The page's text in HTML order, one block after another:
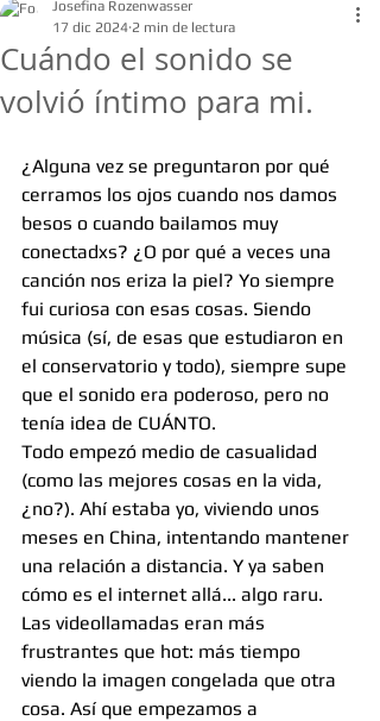
Cuándo el sonido se
volvió íntimo para mi.
Josefina Rozenwasser
17 dic 2024 2 min de lectura
¿Alguna vez se preguntaron por qué
cerramos los ojos cuando nos damos
besos o cuando bailamos muy
conectadxs? ¿O por qué a veces una
canción nos eriza la piel? Yo siempre
fui curiosa con esas cosas. Siendo
música (sí, de esas que estudiaron en
el conservatorio y todo), siempre supe
que el sonido era poderoso, pero no
tenía idea de CUÁNTO.
Todo empezó medio de casualidad
(como las mejores cosas en la vida,
¿no?). Ahí estaba yo, viviendo unos
meses en China, intentando mantener
una relación a distancia. Y ya saben
cómo es el internet allá... algo raru.
Las videollamadas eran más
frustrantes que hot: más tiempo
viendo la imagen congelada que otra
cosa. Así que empezamos a